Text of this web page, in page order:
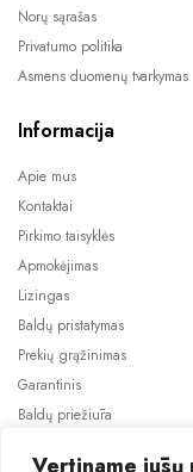
Norų sąrašas
Privatumo politika
Asmens duomenų tvarkymas
Informacija
Apie mus
Kontaktai
Pirkimo taisyklės
Apmokėjimas
Lizingas
Baldų pristatymas
Prekių grąžinimas
Garantinis
Baldų priežiūra